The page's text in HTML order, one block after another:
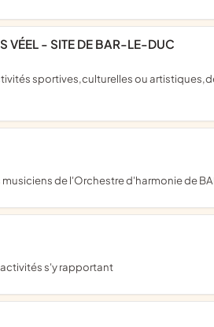
VÉEL - SITE DE BAR-LE-DUC
de l'Orchestre d'harmonie de
s'y rapportant